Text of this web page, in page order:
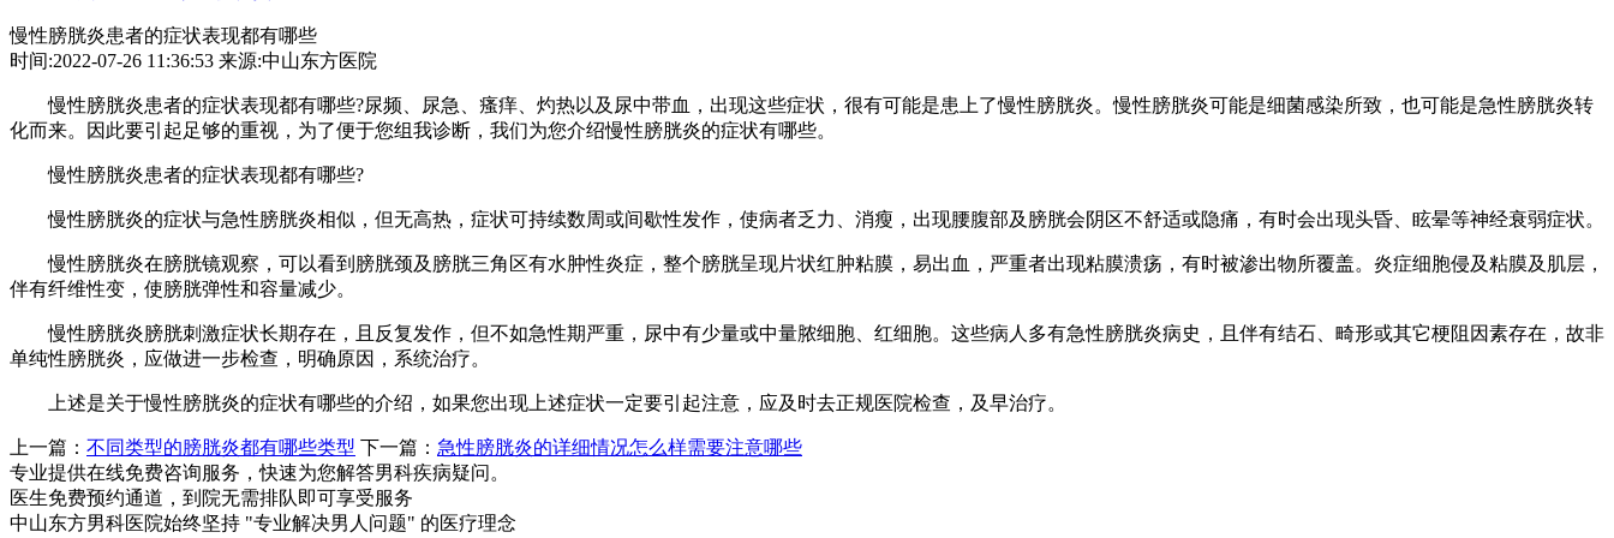
慢性膀胱炎患者的症状表现都有哪些
时间:2022-07-26 11:36:53 来源:中山东方医院
慢性膀胱炎患者的症状表现都有哪些?尿频、尿急、瘙痒、灼热以及尿中带血，出现这些症状，很有可能是患上了慢性膀胱炎。慢性膀胱炎可能是细菌感染所致，也可能是急性膀胱炎转
化而来。因此要引起足够的重视，为了便于您组我诊断，我们为您介绍慢性膀胱炎的症状有哪些。
慢性膀胱炎患者的症状表现都有哪些?
慢性膀胱炎的症状与急性膀胱炎相似，但无高热，症状可持续数周或间歇性发作，使病者乏力、消瘦，出现腰腹部及膀胱会阴区不舒适或隐痛，有时会出现头昏、眩晕等神经衰弱症状。
慢性膀胱炎在膀胱镜观察，可以看到膀胱颈及膀胱三角区有水肿性炎症，整个膀胱呈现片状红肿粘膜，易出血，严重者出现粘膜溃疡，有时被渗出物所覆盖。炎症细胞侵及粘膜及肌层，
伴有纤维性变，使膀胱弹性和容量减少。
慢性膀胱炎膀胱刺激症状长期存在，且反复发作，但不如急性期严重，尿中有少量或中量脓细胞、红细胞。这些病人多有急性膀胱炎病史，且伴有结石、畸形或其它梗阻因素存在，故非
单纯性膀胱炎，应做进一步检查，明确原因，系统治疗。
上述是关于慢性膀胱炎的症状有哪些的介绍，如果您出现上述症状一定要引起注意，应及时去正规医院检查，及早治疗。
上一篇： 不同类型的膀胱炎都有哪些类型 下一篇： 急性膀胱炎的详细情况怎么样需要注意哪些
专业提供在线免费咨询服务，快速为您解答男科疾病疑问。
医生免费预约通道，到院无需排队即可享受服务
中山东方男科医院始终坚持 "专业解决男人问题" 的医疗理念